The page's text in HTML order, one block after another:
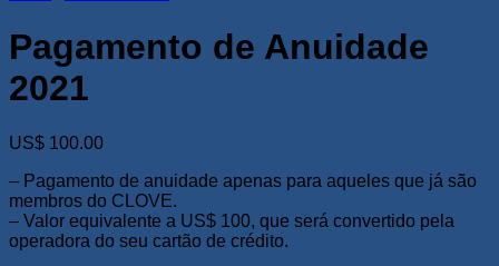
Pagamento de Anuidade
2021
US$ 100.00
– Pagamento de anuidade apenas para aqueles que já são
membros do CLOVE.
– Valor equivalente a US$ 100, que será convertido pela
operadora do seu cartão de crédito.